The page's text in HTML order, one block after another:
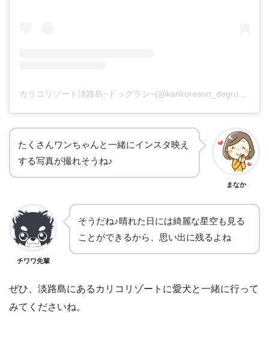
たくさんワンちゃんと一緒にインスタ映え
する写真が撮れそうね♪
まなか
チワワ先輩
そうだね♪晴れた日には綺麗な星空も見る
ことができるから、思い出に残るよね
ぜひ、淡路島にあるカリコリゾートに愛犬と一緒に行って
みてくださいね。